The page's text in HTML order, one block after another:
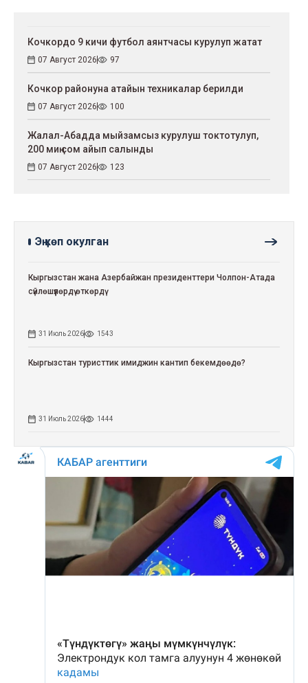
Кочкордо 9 кичи футбол аянтчасы курулуп жатат
07 Август 2026 97
Кочкор районуна атайын техникалар берилди
07 Август 2026 100
Жалал-Абадда мыйзамсыз курулуш токтотулуп,
200 миң сом айып салынды
07 Август 2026 123
Эң көп окулган
Кыргызстан жана Азербайжан президенттери Чолпон-Атада
сүйлөшүүлөрдү өткөрдү
31 Июль 2026 1543
Кыргызстан туристтик имиджин кантип бекемдөөдө?
31 Июль 2026 1444